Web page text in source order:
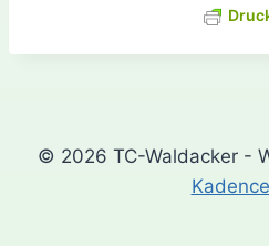
© 2026 TC-Waldacker -